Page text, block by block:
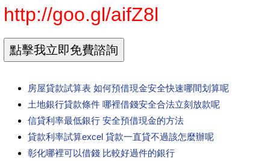
http://goo.gl/aifZ8l
房屋貸款試算表 如何預借現金安全快速哪間划算呢
土地銀行貸款條件 哪裡借錢安全合法立刻放款呢
信貸利率最低銀行 安全預借現金的方法
貸款利率試算excel 貸款一直貸不過該怎麼辦呢
彰化哪裡可以借錢 比較好過件的銀行